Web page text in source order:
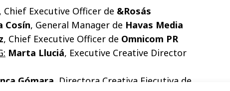
, Chief Executive Officer de &Rosás
Cosín, General Manager de Havas Media
, Chief Executive Officer de Omnicom PR
Marta Lluciá, Executive Creative Director
Gómara , Directora Creativa Ejecutiva de